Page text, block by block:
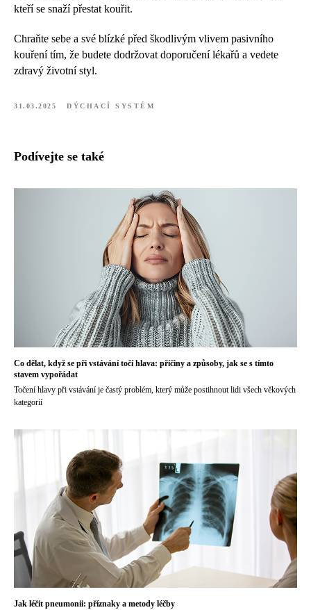
kteří se snaží přestat kouřit.
Chraňte sebe a své blízké před škodlivým vlivem pasivního
kouření tím, že budete dodržovat doporučení lékařů a vedete
zdravý životní styl.
31.03.2025 DÝCHACÍ SYSTÉM
Podívejte se také
Co dělat, když se při vstávání točí hlava: příčiny a způsoby, jak se s tímto
stavem vypořádat
Točení hlavy při vstávání je častý problém, který může postihnout lidi všech věkových
kategorií
Jak léčit pneumonii: příznaky a metody léčby